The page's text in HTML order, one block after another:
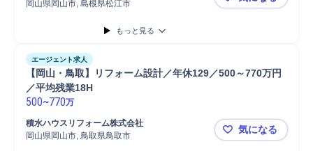
岡山県岡山市, 島根県松江市
通勤圏内で
もっと見る
エージェント求人
【岡山・鳥取】リフォーム設計／年休129／500～770万円
／平均残業18H
500~770万
積水ハウスリフォーム株式会社
岡山県岡山市, 鳥取県鳥取市
【岡山・鳥
気になる